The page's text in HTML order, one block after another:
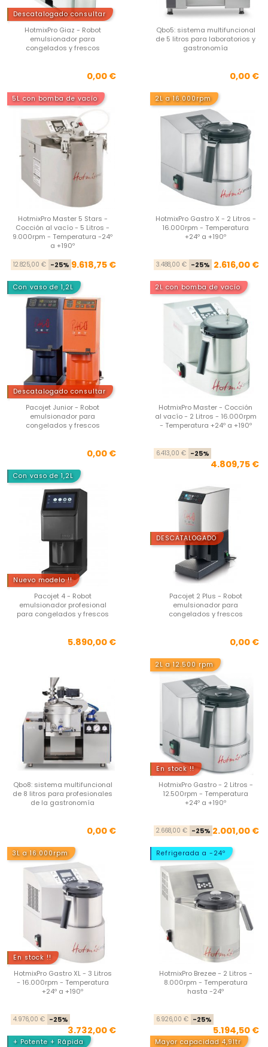
Descatalogado consultar
HotmixPro Giaz - Robot
emulsionador para
congelados y frescos
Precio
0,00 €
Qbo5: sistema multifuncional
de 5 litros para laboratorios y
gastronomía
0,00 €
5L con bomba de vacío
HotmixPro Master 5 Stars -
Cocción al vacío - 5 Litros -
9.000rpm - Temperatura -24º
a +190º
Precio base
12.825,00 € -25% Precio
9.618,75 €
2L a 16.000rpm
HotmixPro Gastro X - 2 Litros -
16.000rpm - Temperatura
+24º a +190º
3.488,00 € -25% 2.616,00 €
Con vaso de 1,2L
Descatalogado consultar
Pacojet Junior - Robot
emulsionador para
congelados y frescos
Precio
0,00 €
2L con bomba de vacío
HotmixPro Master - Cocción
al vacío - 2 Litros - 16.000rpm
- Temperatura +24º a +190º
6.413,00 € -25%
4.809,75 €
Con vaso de 1,2L
Nuevo modelo !!
Pacojet 4 - Robot
emulsionador profesional
para congelados y frescos
Precio
5.890,00 €
DESCATALOGADO
Pacojet 2 Plus - Robot
emulsionador para
congelados y frescos
0,00 €
Qbo8: sistema multifuncional
de 8 litros para profesionales
de la gastronomía
Precio
0,00 €
2L a 12.500 rpm
En stock !!
HotmixPro Gastro - 2 Litros -
12.500rpm - Temperatura
+24º a +190º
2.668,00 € -25% 2.001,00 €
3L a 16.000rpm
En stock !!
HotmixPro Gastro XL - 3 Litros
- 16.000rpm - Temperatura
+24º a +190º
Precio base
4.976,00 € -25%
3.732,00 €
Refrigerada a -24º
HotmixPro Brezee - 2 Litros -
8.000rpm - Temperatura
hasta -24º
6.926,00 € -25%
5.194,50 €
+ Potente + Rápida Mayor capacidad 4,9ltr